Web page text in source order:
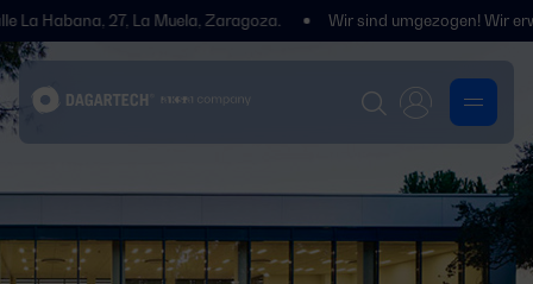
27, La Muela, Zaragoza. Wir sind umgezogen! Wir